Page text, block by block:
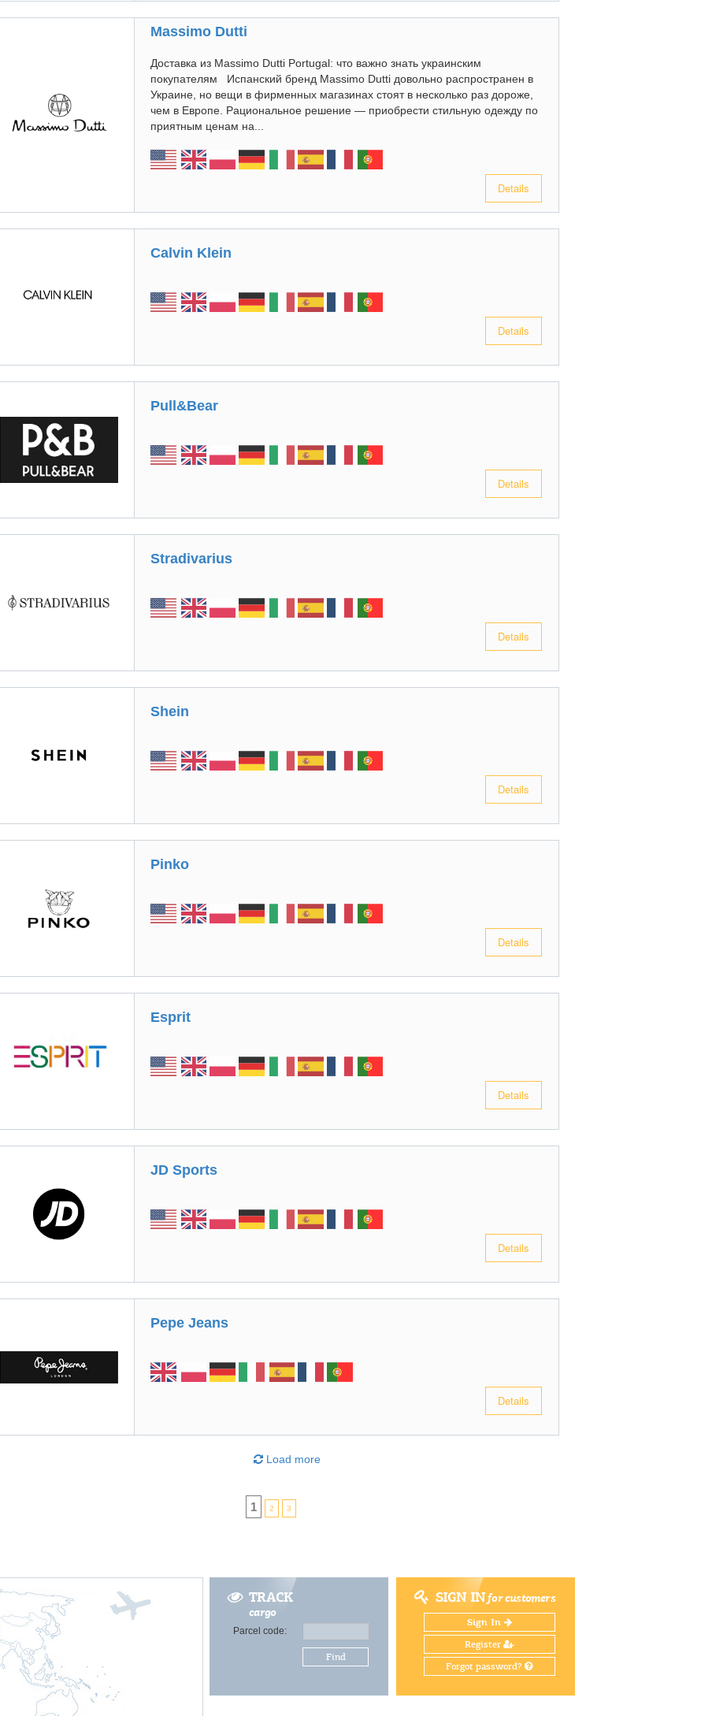
Massimo Dutti
Доставка из Massimo Dutti Portugal: что важно знать украинским
покупателям Испанский бренд Massimo Dutti довольно распространен в
Украине, но вещи в фирменных магазинах стоят в несколько раз дороже,
чем в Европе. Рациональное решение — приобрести стильную одежду по
приятным ценам на...
Details
Calvin Klein
Details
Pull&Bear
Details
Stradivarius
Details
Shein
Details
Pinko
Details
Esprit
Details
JD Sports
Details
Pepe Jeans
Details
Load more
1 2 3
TRACK
cargo
Parcel code:
Find
SIGN INfor customers
Sign In
Register
Forgot password?